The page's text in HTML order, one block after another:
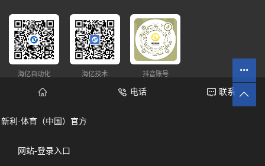
海亿自动化 海亿技术 抖音账号
新利·体育（中国）官方
网站-登录入口
电话 联系